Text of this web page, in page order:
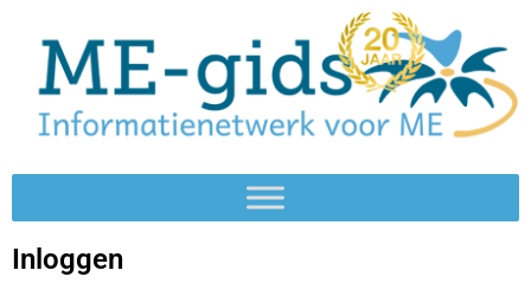
Inloggen